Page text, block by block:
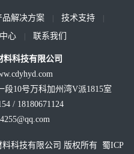
品解决方案 | 技术支持 |
心 | 联系我们
料科技有限公司
段10号万科加州湾V派1815室
/ 18180671124
科技有限公司 版权所有 蜀ICP